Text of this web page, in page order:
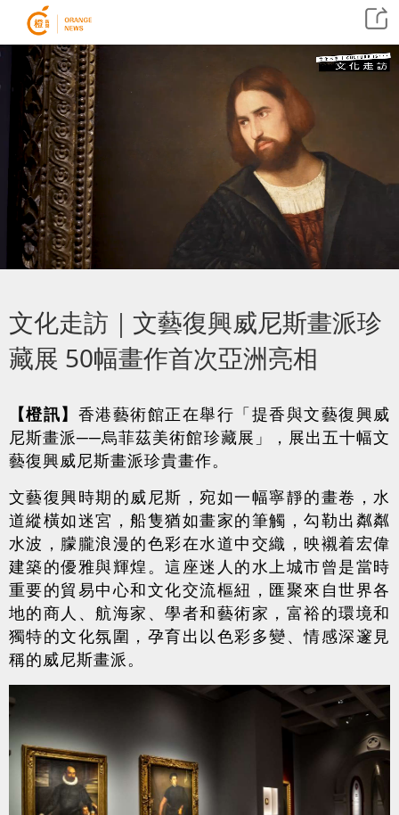
文化走訪｜文藝復興威尼斯畫派珍
藏展 50幅畫作首次亞洲亮相
【橙訊】 香港藝術館正在舉行「提香與文藝復興威
尼斯畫派──烏菲茲美術館珍藏展」，展出五十幅文
藝復興威尼斯畫派珍貴畫作。
文藝復興時期的威尼斯，宛如一幅寧靜的畫卷，水
道縱橫如迷宮，船隻猶如畫家的筆觸，勾勒出粼粼
水波，朦朧浪漫的色彩在水道中交織，映襯着宏偉
建築的優雅與輝煌。這座迷人的水上城市曾是當時
重要的貿易中心和文化交流樞紐，匯聚來自世界各
地的商人、航海家、學者和藝術家，富裕的環境和
獨特的文化氛圍，孕育出以色彩多變、情感深邃見
稱的威尼斯畫派。